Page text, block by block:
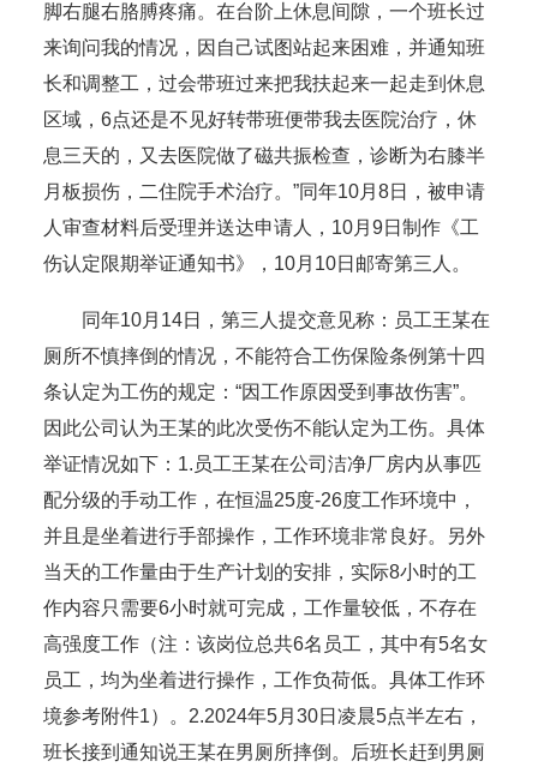
脚右腿右胳膊疼痛。在台阶上休息间隙，一个班长过
来询问我的情况，因自己试图站起来困难，并通知班
长和调整工，过会带班过来把我扶起来一起走到休息
区域，6点还是不见好转带班便带我去医院治疗，休
息三天的，又去医院做了磁共振检查，诊断为右膝半
月板损伤，二住院手术治疗。”同年10月8日，被申请
人审查材料后受理并送达申请人，10月9日制作《工
伤认定限期举证通知书》，10月10日邮寄第三人。
同年10月14日，第三人提交意见称：员工王某在
厕所不慎摔倒的情况，不能符合工伤保险条例第十四
条认定为工伤的规定：“因工作原因受到事故伤害”。
因此公司认为王某的此次受伤不能认定为工伤。具体
举证情况如下：1.员工王某在公司洁净厂房内从事匹
配分级的手动工作，在恒温25度-26度工作环境中，
并且是坐着进行手部操作，工作环境非常良好。另外
当天的工作量由于生产计划的安排，实际8小时的工
作内容只需要6小时就可完成，工作量较低，不存在
高强度工作（注：该岗位总共6名员工，其中有5名女
员工，均为坐着进行操作，工作负荷低。具体工作环
境参考附件1）。2.2024年5月30日凌晨5点半左右，
班长接到通知说王某在男厕所摔倒。后班长赶到男厕